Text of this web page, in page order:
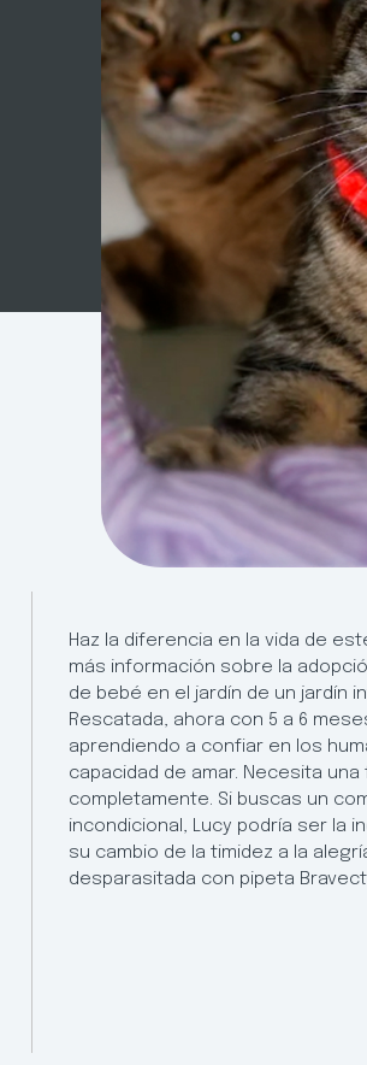
Haz la diferencia en la vida de
más información sobre la
de bebé en el jardín de un jardín
Rescatada, ahora con 5 a 6
aprendiendo a confiar en los
capacidad de amar. Necesita
completamente. Si buscas un
incondicional, Lucy podría ser la
su cambio de la timidez a la
desparasitada con pipeta